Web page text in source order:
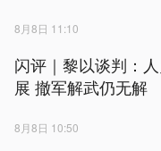
8月8日 11:10
闪评｜黎以谈判：
展 撤军解武仍无解
8月8日 10:50